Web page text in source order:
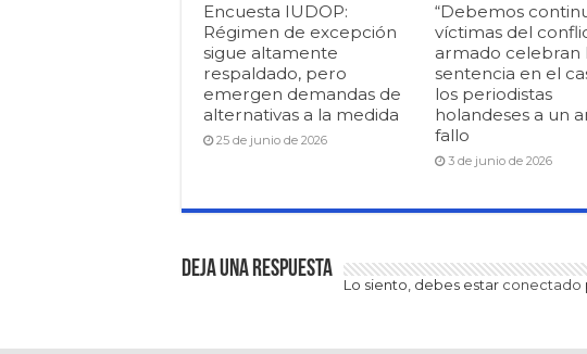
Encuesta IUDOP:
Régimen de excepción
sigue altamente
respaldado, pero
emergen demandas de
alternativas a la medida
25 de junio de 2026
“Debemos
víctimas del
armado celebran
sentencia en el
los periodistas
holandeses a un
fallo
3 de junio de 2026
Deja una respuesta
Lo siento, debes estar conectado